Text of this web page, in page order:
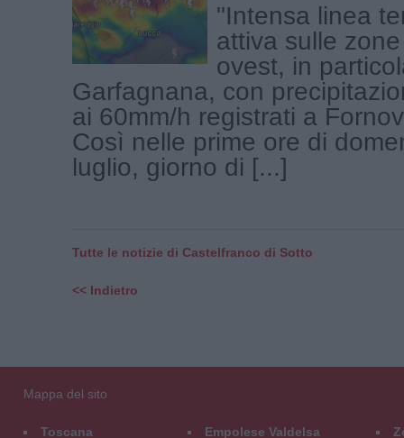
"Intensa linea
attiva sulle
ovest, in
Garfagnana, con
ai 60mm/h registrati a
Così nelle prime ore di
luglio, giorno di [...]
Tutte le notizie di Castelfranco di Sotto
<< Indietro
Mappa del sito
Toscana
Empolese Valdelsa